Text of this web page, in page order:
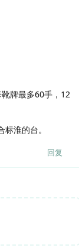
牌最多60手，12
淮的台。
回复